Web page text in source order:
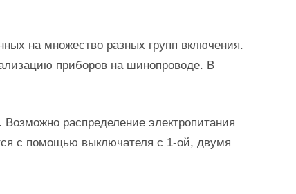
на множество разных групп включения.
приборов на шинопроводе. В
распределение электропитания
с помощью выключателя с 1-ой, двумя